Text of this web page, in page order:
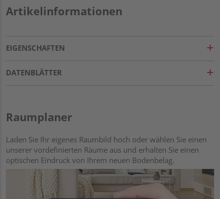
Artikelinformationen
EIGENSCHAFTEN
DATENBLÄTTER
Raumplaner
Laden Sie Ihr eigenes Raumbild hoch oder wählen Sie einen
unserer vordefinierten Räume aus und erhalten Sie einen
optischen Eindruck von Ihrem neuen Bodenbelag.